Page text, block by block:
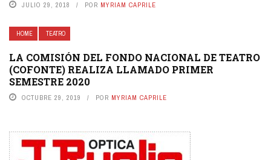
JULIO 29, 2018 POR MYRIAM CAPRILE
HOME TEATRO
LA COMISIÓN DEL FONDO NACIONAL DE TEATRO
(COFONTE) REALIZA LLAMADO PRIMER
SEMESTRE 2020
OCTUBRE 29, 2019 POR MYRIAM CAPRILE